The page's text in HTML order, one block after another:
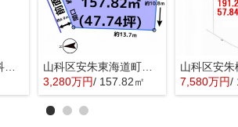
プレージア京都山科東野
山科区安朱東海道町 売地
3,280万円/ 157.82㎡ 7,580万円/